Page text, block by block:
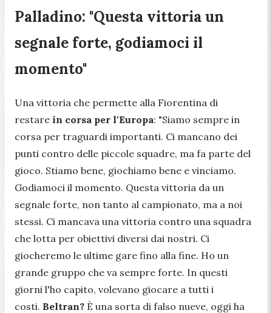
Palladino: "Questa vittoria un
segnale forte, godiamoci il
momento"
Una vittoria che permette alla Fiorentina di
restare in corsa per l'Europa: "Siamo sempre in
corsa per traguardi importanti. Ci mancano dei
punti contro delle piccole squadre, ma fa parte del
gioco. Stiamo bene, giochiamo bene e vinciamo.
Godiamoci il momento. Questa vittoria da un
segnale forte, non tanto al campionato, ma a noi
stessi. Ci mancava una vittoria contro una squadra
che lotta per obiettivi diversi dai nostri. Ci
giocheremo le ultime gare fino alla fine. Ho un
grande gruppo che va sempre forte. In questi
giorni l'ho capito, volevano giocare a tutti i
costi. Beltran? È una sorta di falso nueve, oggi ha